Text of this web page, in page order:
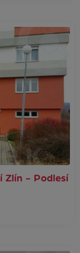
Zlín - Podlesí